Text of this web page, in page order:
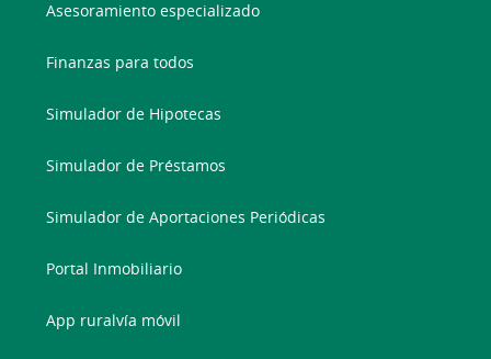
Asesoramiento especializado
Finanzas para todos
Simulador de Hipotecas
Simulador de Préstamos
Simulador de Aportaciones Periódicas
Portal Inmobiliario
App ruralvía móvil